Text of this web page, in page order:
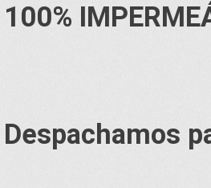
100%
Despachamos